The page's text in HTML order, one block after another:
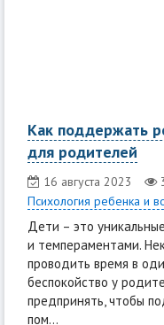
Как поддержать
для родителей
16 августа 2023
Психология ребенка и
Дети – это
и темпераментами.
проводить время в
беспокойство у
предпринять, чтобы
пом...